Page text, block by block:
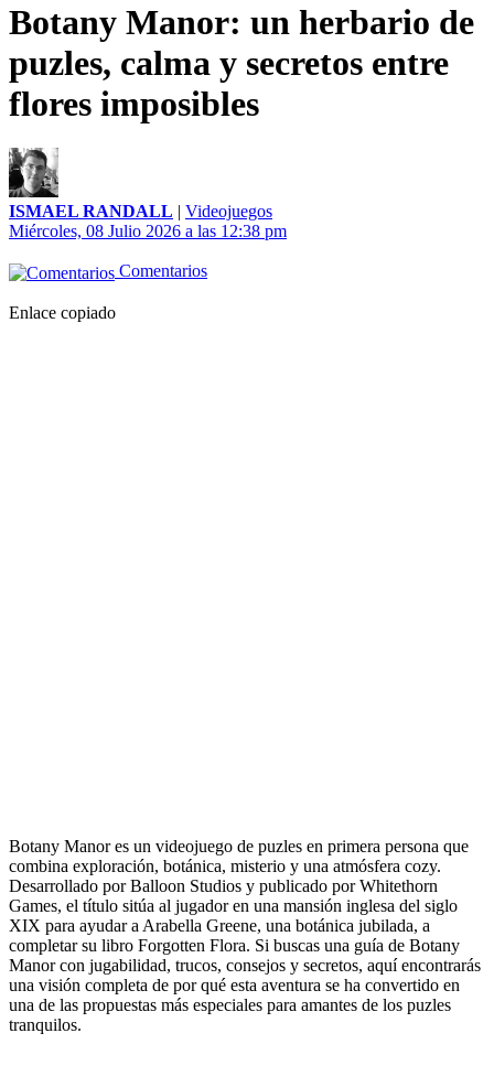
Botany Manor: un herbario de
puzles, calma y secretos entre
flores imposibles
ISMAEL RANDALL | Videojuegos
Miércoles, 08 Julio 2026 a las 12:38 pm
Comentarios
Enlace copiado
Botany Manor es un videojuego de puzles en primera persona que
combina exploración, botánica, misterio y una atmósfera cozy.
Desarrollado por Balloon Studios y publicado por Whitethorn
Games, el título sitúa al jugador en una mansión inglesa del siglo
XIX para ayudar a Arabella Greene, una botánica jubilada, a
completar su libro Forgotten Flora. Si buscas una guía de Botany
Manor con jugabilidad, trucos, consejos y secretos, aquí encontrarás
una visión completa de por qué esta aventura se ha convertido en
una de las propuestas más especiales para amantes de los puzles
tranquilos.